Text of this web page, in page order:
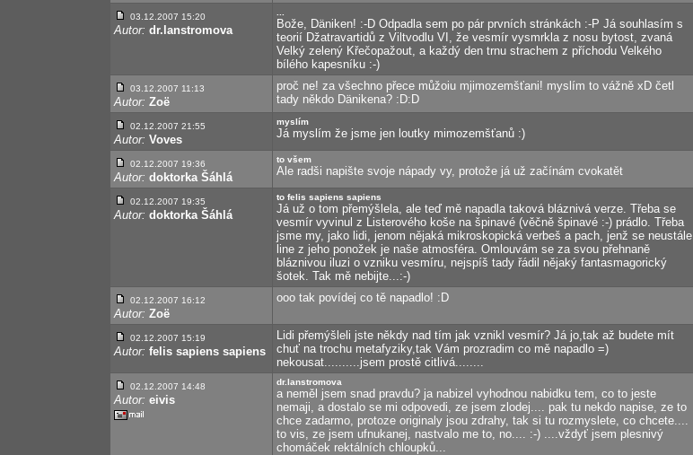
03.12.2007 15:20
Autor: dr.lanstromova
Bože, Däniken! :-D Odpadla sem po pár prvních stránkách :-P Já souhlasím s
teorií Džatravartidů z Viltvodlu VI, že vesmír vysmrkla z nosu bytost, zvaná
Velký zelený Křečopažout, a každý den trnu strachem z příchodu Velkého
bílého kapesníku :-)
03.12.2007 11:13
Autor: Zoë
proč ne! za všechno přece můžoiu mjimozemšťani! myslím to vážně xD četl
tady někdo Dänikena? :D:D
02.12.2007 21:55
Autor: Voves
myslím
Já myslím že jsme jen loutky mimozemšťanů :)
02.12.2007 19:36
Autor: doktorka Šáhlá
to všem
Ale radši napište svoje nápady vy, protože já už začínám cvokatět
02.12.2007 19:35
Autor: doktorka Šáhlá
to felis sapiens sapiens
Já už o tom přemýšlela, ale teď mě napadla taková bláznivá verze. Třeba se
vesmír vyvinul z Listerového koše na špinavé (věčně špinavé :-) prádlo. Třeba
jsme my, jako lidi, jenom nějaká mikroskopická verbeš a pach, jenž se neustále
line z jeho ponožek je naše atmosféra. Omlouvám se za svou přehnaně
bláznivou iluzi o vzniku vesmíru, nejspíš tady řádil nějaký fantasmagorický
šotek. Tak mě nebijte...:-)
02.12.2007 16:12
Autor: Zoë
ooo tak povídej co tě napadlo! :D
02.12.2007 15:19
Autor: felis sapiens sapiens
Lidi přemýšleli jste někdy nad tím jak vznikl vesmír? Já jo,tak až budete mít
chuť na trochu metafyziky,tak Vám prozradim co mě napadlo =)
nekousat..........jsem prostě citlivá........
02.12.2007 14:48
Autor: eivis
dr.lanstromova
a neměl jsem snad pravdu? ja nabizel vyhodnou nabidku tem, co to jeste
nemaji, a dostalo se mi odpovedi, ze jsem zlodej.... pak tu nekdo napise, ze to
chce zadarmo, protoze originaly jsou zdrahy, tak si tu rozmyslete, co chcete....
to vis, ze jsem ufnukanej, nastvalo me to, no.... :-) ....vždyť jsem plesnivý
chomáček rektálních chloupků...